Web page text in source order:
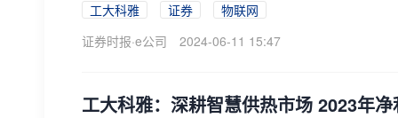
工大科雅 证券
物联网
证券时报·e公司
2024-06-11 15:47
工大科雅：深耕智慧供热市场 2023年